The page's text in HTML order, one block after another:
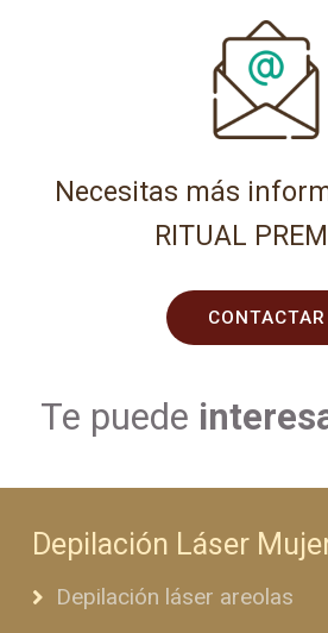
Necesitas más
RITUAL
CONTACTAR
Te puede
Depilación Láser
Depilación láser areolas